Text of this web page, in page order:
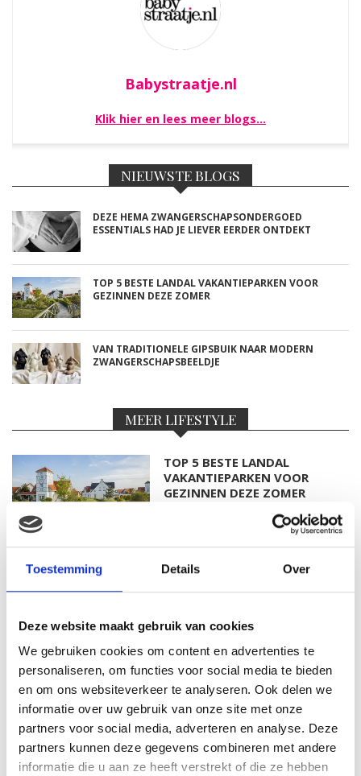
Toestemming Details Over
Deze website maakt gebruik van cookies
We gebruiken cookies om content en advertenties te
personaliseren, om functies voor social media te bieden
en om ons websiteverkeer te analyseren. Ook delen we
informatie over uw gebruik van onze site met onze
partners voor social media, adverteren en analyse. Deze
partners kunnen deze gegevens combineren met andere
informatie die u aan ze heeft verstrekt of die ze hebben
Babystraatje.nl
Klik hier en lees meer blogs…
NIEUWSTE BLOGS
DEZE HEMA ZWANGERSCHAPSONDERGOED
ESSENTIALS HAD JE LIEVER EERDER ONTDEKT
TOP 5 BESTE LANDAL VAKANTIEPARKEN VOOR
GEZINNEN DEZE ZOMER
VAN TRADITIONELE GIPSBUIK NAAR MODERN
ZWANGERSCHAPSBEELDJE
MEER LIFESTYLE
TOP 5 BESTE LANDAL
VAKANTIEPARKEN VOOR
GEZINNEN DEZE ZOMER
DIT HEMA BUITENSPEELGOED
SALE BIJ PRÉNATAL: SHOP NU
TOT 50% KORTING